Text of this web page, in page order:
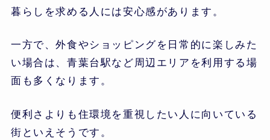
暮らしを求める人には安心感があります。
一方で、外食やショッピングを日常的に楽しみた
い場合は、青葉台駅など周辺エリアを利用する場
面も多くなります。
便利さよりも住環境を重視したい人に向いている
街といえそうです。